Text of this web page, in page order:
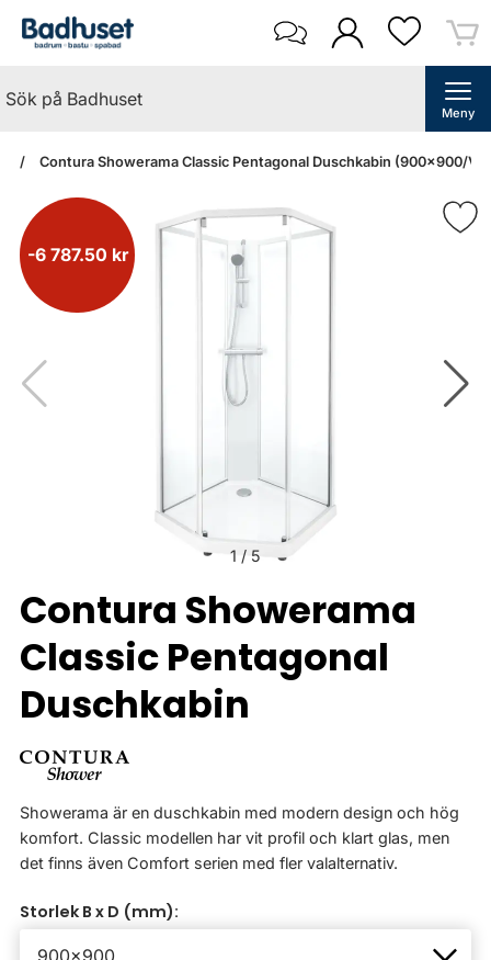
Meny
Contura Showerama Classic Pentagonal Duschkabin (900x900/
-6 787.50 kr
1 / 5
Contura Showerama
Classic Pentagonal
Duschkabin
Showerama är en duschkabin med modern design och hög
komfort. Classic modellen har vit profil och klart glas, men
det finns även Comfort serien med fler valalternativ.
Storlek B x D (mm):